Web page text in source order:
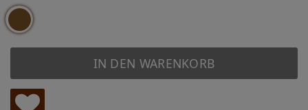
IN DEN WARENKORB